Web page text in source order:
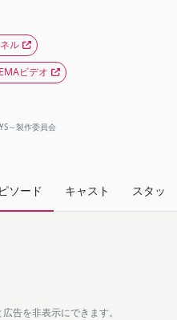
ル
ビデオ
～製作委員会
ソード キャスト スタッフ
告を非表示にできます。